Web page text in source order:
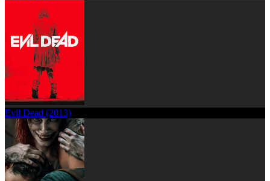
Evil Dead (2013)